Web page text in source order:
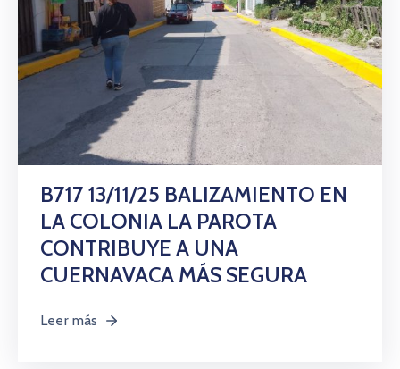
Licitaciones
Transparencia
Citas
B717 13/11/25 BALIZAMIENTO EN
LA COLONIA LA PAROTA
CONTRIBUYE A UNA
CUERNAVACA MÁS SEGURA
Leer más